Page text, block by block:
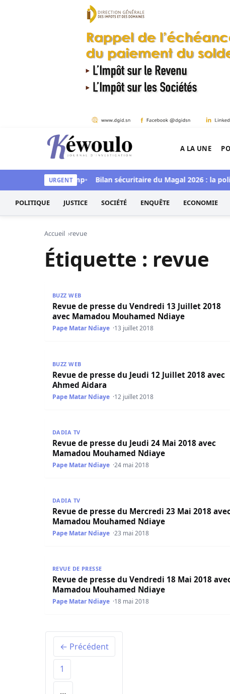
Aller au contenu
Kéwoulo, le premier site d'information et
A LA UNE
URGENT
jeudi à Goudomp Bilan sécuritaire du Magal 2026 : la
POLITIQUE JUSTICE SOCIÉTÉ ENQUÊTE ECONOMIE
Accueil revue
Étiquette : revue
BUZZ WEB
Revue de presse du Vendredi 13 Juillet 2018
avec Mamadou Mouhamed Ndiaye
Pape Matar Ndiaye 13 juillet 2018
BUZZ WEB
Revue de presse du Jeudi 12 Juillet 2018 avec
Ahmed Aidara
Pape Matar Ndiaye 12 juillet 2018
DADIA TV
Revue de presse du Jeudi 24 Mai 2018 avec
Mamadou Mouhamed Ndiaye
Pape Matar Ndiaye 24 mai 2018
DADIA TV
Revue de presse du Mercredi 23 Mai 2018
Mamadou Mouhamed Ndiaye
Pape Matar Ndiaye 23 mai 2018
REVUE DE PRESSE
Revue de presse du Vendredi 18 Mai 2018
Mamadou Mouhamed Ndiaye
Pape Matar Ndiaye 18 mai 2018
← Précédent
1
…